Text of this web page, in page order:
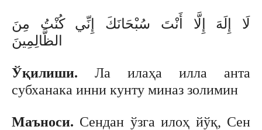
لَا إِلَهَ إِلَّا أَنْتَ سُبْحَانَكَ إِنِّي كُنْتُ مِنَ
الظَّالِمِينَ
Ўқилиши. Ла илаҳа илла анта
субханака инни кунту миназ золимин
Маъноси. Сендан ўзга илоҳ йўқ, Сен